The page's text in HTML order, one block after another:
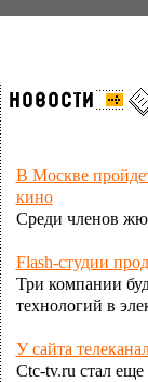
В Москве
кино
Среди членов
Flash-студии
Три компании
технологий в
У сайта
Ctc-tv.ru стал